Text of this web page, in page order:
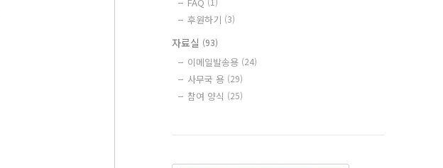
후원하기 (3)
자료실 (93)
이메일발송용 (24)
사무국 용 (29)
참여 양식 (25)